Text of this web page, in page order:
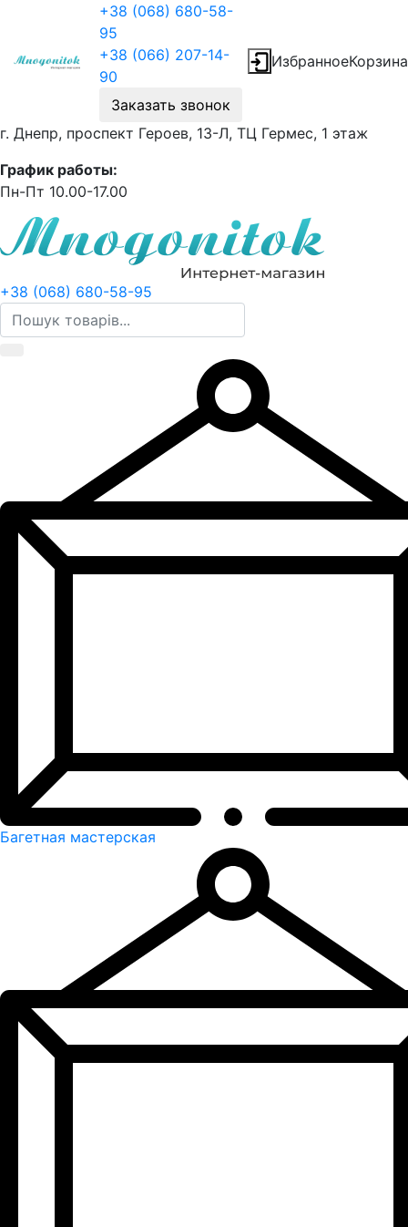
+38 (068) 680-58-
95
+38 (066) 207-14-
90
Заказать звонок
ИзбранноеКорзина
г. Днепр, проспект Героев, 13-Л, ТЦ Гермес, 1 этаж
График работы:
Пн-Пт 10.00-17.00
+38 (068) 680-58-95
Багетная мастерская